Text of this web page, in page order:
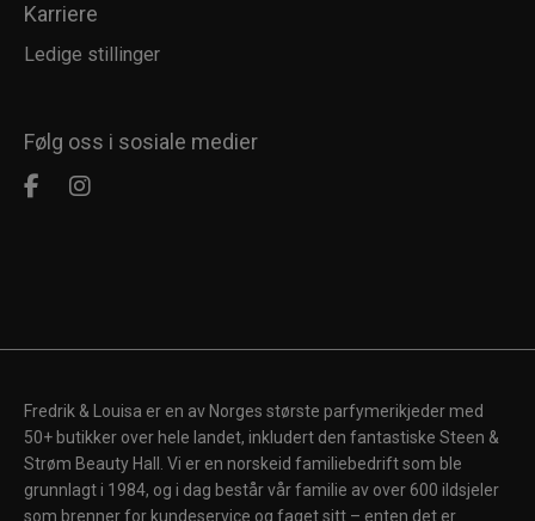
Karriere
Ledige stillinger
Følg oss i sosiale medier
Fredrik & Louisa er en av Norges største parfymerikjeder med
50+ butikker over hele landet, inkludert den fantastiske Steen &
Strøm Beauty Hall. Vi er en norskeid familiebedrift som ble
grunnlagt i 1984, og i dag består vår familie av over 600 ildsjeler
som brenner for kundeservice og faget sitt – enten det er